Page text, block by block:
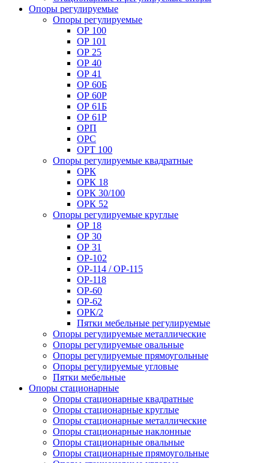
Опоры регулируемые
Опоры регулируемые
ОР 100
ОР 101
ОР 25
ОР 40
ОР 41
ОР 60Б
ОР 60Р
ОР 61Б
ОР 61Р
ОРП
ОРС
ОРТ 100
Опоры регулируемые квадратные
ОРК
ОРК 18
ОРК 30/100
ОРК 52
Опоры регулируемые круглые
ОР 18
ОР 30
ОР 31
ОР-102
ОР-114 / ОР-115
ОР-118
ОР-60
ОР-62
ОРК/2
Пятки мебельные регулируемые
Опоры регулируемые металлические
Опоры регулируемые овальные
Опоры регулируемые прямоугольные
Опоры регулируемые угловые
Пятки мебельные
Опоры стационарные
Опоры стационарные квадратные
Опоры стационарные круглые
Опоры стационарные металлические
Опоры стационарные наклонные
Опоры стационарные овальные
Опоры стационарные прямоугольные